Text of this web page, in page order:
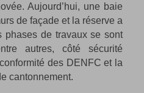
Aujourd’hui, une baie
de façade et la réserve a
phases de travaux se sont
autres, côté sécurité
des DENFC et la
cantonnement.